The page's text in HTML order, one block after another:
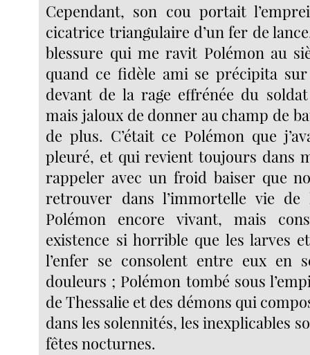
Cependant, son cou portait
cicatrice triangulaire d’un fer de
blessure qui me ravit Polémon au
quand ce fidèle ami se précipita
devant de la rage effrénée du
mais jaloux de donner au champ de
de plus. C’était ce Polémon que
pleuré, et qui revient toujours dans
rappeler avec un froid baiser que
retrouver dans l’immortelle vie de
Polémon encore vivant, mais
existence si horrible que les larves
l’enfer se consolent entre eux en
douleurs ; Polémon tombé sous
de Thessalie et des démons qui
dans les solennités, les inexplicables
fêtes nocturnes.